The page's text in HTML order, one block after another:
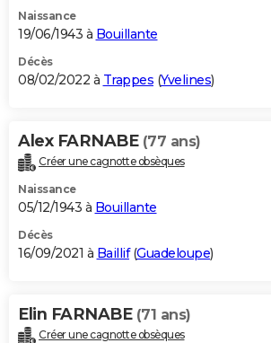
Naissance
19/06/1943 à Bouillante
Décès
08/02/2022 à Trappes (Yvelines)
Alex FARNABE (77 ans)
Créer une cagnotte obsèques
Naissance
05/12/1943 à Bouillante
Décès
16/09/2021 à Baillif(Guadeloupe)
Elin FARNABE (71 ans)
Créer une cagnotte obsèques